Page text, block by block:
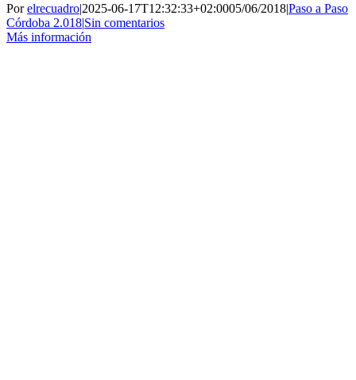
Porelrecuadro|2025-06-17T12:32:33+02:0005/06/2018|Paso a Paso
Córdoba 2.018|Sin comentarios
Más información